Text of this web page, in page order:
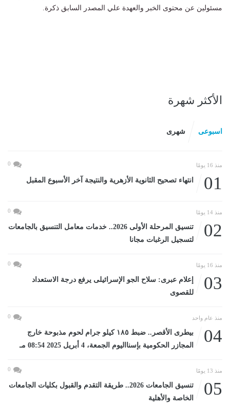
مسئولين عن محتوى الخبر والعهدة علي المصدر السابق ذكرة.
الأكثر شهرة
اسبوعى شهرى
منذ 16 يومًا 0
01 انتهاء تصحيح الثانوية الأزهرية والنتيجة آخر الأسبوع المقبل
منذ 14 يومًا 0
02
تنسيق المرحلة الأولى 2026.. خدمات معامل التنسيق بالجامعات
لتسجيل الرغبات مجانا
منذ 16 يومًا 0
03
إعلام عبرى: سلاح الجو الإسرائيلى يرفع درجة الاستعداد
للقصوى
منذ عام واحد 0
04
بيطرى الأقصر.. ضبط ١٨٥ كيلو جرام لحوم مذبوحة خارج
المجازر الحكومية بإسنااليوم الجمعة، 4 أبريل 2025 08:54 مـ
منذ 13 يومًا 0
05
تنسيق الجامعات 2026.. طريقة التقدم والقبول بكليات الجامعات
الخاصة والأهلية